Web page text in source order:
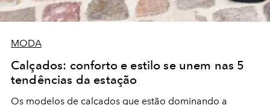
MODA
Calçados: conforto e estilo se unem nas 5
tendências da estação
Os modelos de calçados que estão dominando a